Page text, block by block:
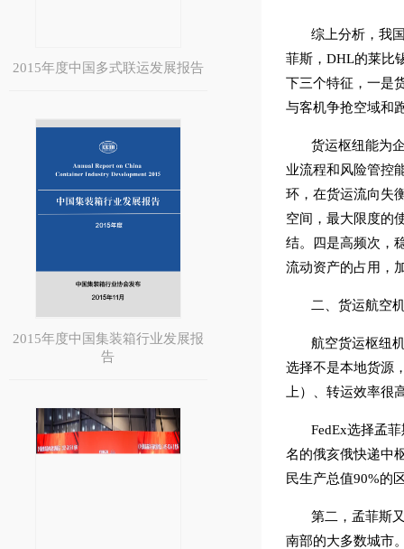
2015年度中国多式联运发展报告
2015年度中国集装箱行业发展报
告
综上分析，我
菲斯，DHL的莱比
下三个特征，一是
与客机争抢空域和
货运枢纽能为
业流程和风险管控
环，在货运流向失
空间，最大限度的
结。四是高频次，
流动资产的占用，
二、货运航空
航空货运枢纽
选择不是本地货源
上）、转运效率很
FedEx选择孟
名的俄亥俄快递中
民生产总值90%的
第二，孟菲斯
南部的大多数城市